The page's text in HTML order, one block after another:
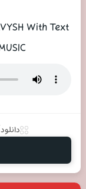
With Text